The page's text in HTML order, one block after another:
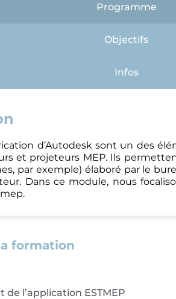
Programme
Objectifs
Infos
d’Autodesk sont un des
et projeteurs MEP. Ils
par exemple) élaboré par le
Dans ce module, nous
formation
de l’application ESTMEP